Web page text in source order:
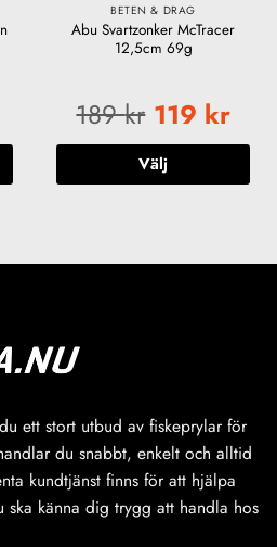
BETEN & DRAG
Abu Svartzonker McTracer
12,5cm 69g
189kr 119 kr
Välj
har
väljas
på
produktsidan
ett stort utbud av fiskeprylar för
du snabbt, enkelt och alltid
kundtjänst finns för att hjälpa
känna dig trygg att handla hos